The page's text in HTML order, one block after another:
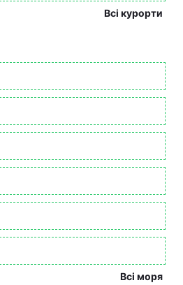
Всі курорти
Всі моря